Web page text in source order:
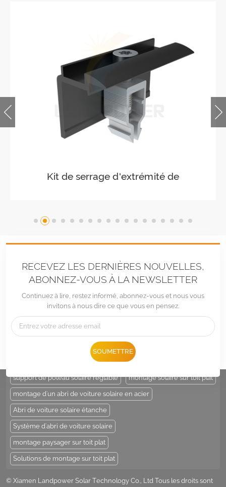
Pince centrale solaire facile
RECEVEZ LES DERNIÈRES NOUVELLES,
ABONNEZ-VOUS À LA NEWSLETTER
Continuez à lire, restez informé, abonnez-vous et nous vous
invitons à nous dire ce que vous en pensez.
SOUMETTRE
E-mail :Sales@LandpowerSolar.com
Add : Unit 206-9, No 15, Duiying Road, Jimei District, Xiamen, China
support de poteau solaire
support de poteau solaire réglable montage solaire sur toit plat
montage d'un abri de voiture solaire en acier
Abri de voiture solaire étanche
Système d'abri de voiture solaire
montage paysager sur toit plat
Solutions de montage sur toit plat
© Xiamen Landpower Solar Technology Co., Ltd Tous les droits sont